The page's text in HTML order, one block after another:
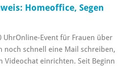
Homeoffice, Segen
UhrOnline-Event für Frauen über
noch schnell eine Mail schreiben,
Videochat einrichten. Seit Beginn